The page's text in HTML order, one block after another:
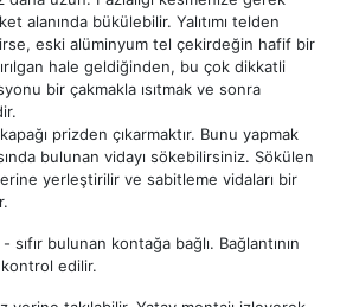
alanında bükülebilir. Yalıtımı telden
eski alüminyum tel çekirdeğin hafif bir
hale geldiğinden, bu çok dikkatli
bir çakmakla ısıtmak ve sonra
prizden çıkarmaktır. Bunu yapmak
bulunan vidayı sökebilirsiniz. Sökülen
yerleştirilir ve sabitleme vidaları bir
sıfır bulunan kontağa bağlı. Bağlantının
edilir.